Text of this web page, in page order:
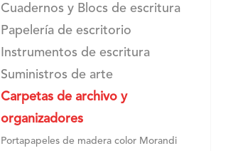
Cuadernos y Blocs de escritura
Papelería de escritorio
Instrumentos de escritura
Suministros de arte
Carpetas de archivo y
organizadores
Portapapeles de madera color Morandi